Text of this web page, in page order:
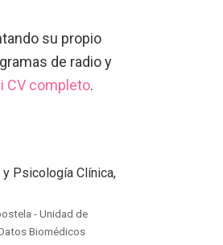
su propio
de radio y
CV completo.
Psicología Clínica,
- Unidad de
Biomédicos